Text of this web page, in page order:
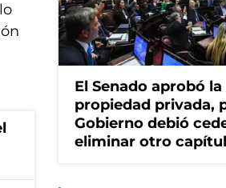
El Senado aprobó
propiedad privada,
Gobierno debió
eliminar otro